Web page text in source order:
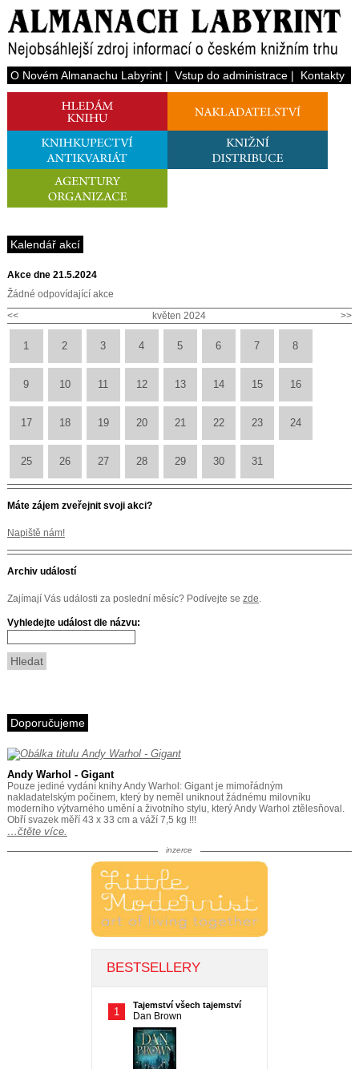
O Novém Almanachu Labyrint| Vstup do administrace| Kontakty
Kalendář akcí
Akce dne 21.5.2024
Žádné odpovídající akce
<<
>>
květen 2024
1 2 3 4 5 6 7 8
9 10 11 12 13 14 15 16
17 18 19 20 21 22 23 24
25 26 27 28 29 30 31
Máte zájem zveřejnit svoji akci?
Napiště nám!
Archiv událostí
Zajímají Vás události za poslední měsíc? Podívejte se zde.
Vyhledejte událost dle názvu:
Doporučujeme
Andy Warhol - Gigant
Pouze jediné vydání knihy Andy Warhol: Gigant je mimořádným
nakladatelským počinem, který by neměl uniknout žádnému milovníku
moderního výtvarného umění a životního stylu, který Andy Warhol ztělesňoval.
Obří svazek měří 43 x 33 cm a váží 7,5 kg !!!
…čtěte více.
inzerce